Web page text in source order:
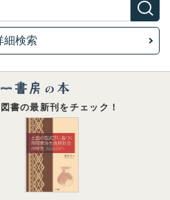
細検索
書の最新刊をチェック！